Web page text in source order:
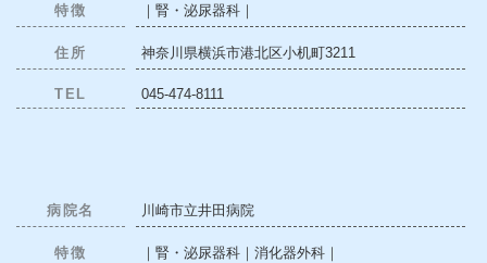
特徴 ｜腎・泌尿器科｜
住所 神奈川県横浜市港北区小机町3211
TEL 045-474-8111
病院名 川崎市立井田病院
特徴 ｜腎・泌尿器科｜消化器外科｜